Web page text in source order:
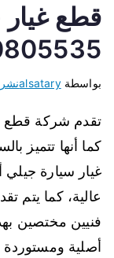
50805535 الأصلية
بواسطةalsatary
تقدم شركة قطع
كما أنها تتميز
غيار سيارة
عالية، كما يتم
فنيين مختصين
أصلية